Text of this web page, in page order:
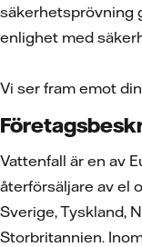
säkerhetsprövning
enlighet med
Vi ser fram emot
Vattenfall är en av
återförsäljare av el
Sverige, Tyskland,
Storbritannien.